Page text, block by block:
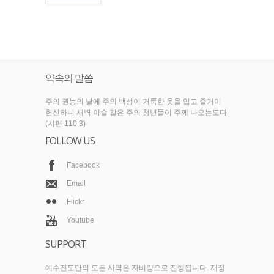
약속의 말씀
주의 권능의 날에 주의 백성이 거룩한 옷을 입고 즐거이
헌신하니 새벽 이슬 같은 주의 청년들이 주께 나오는도다
(시편 110:3)
FOLLOW US
Facebook
Email
Flickr
Youtube
SUPPORT
예수전도단의 모든 사역은 자비량으로 진행됩니다. 재정